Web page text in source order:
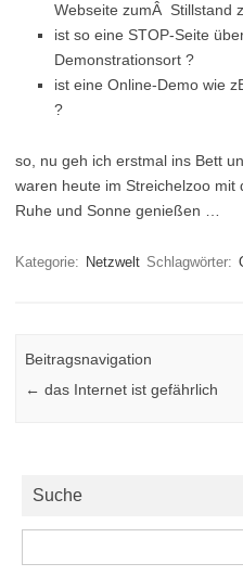
Webseite zumÂ Stillstand
ist so eine STOP-Seite
Demonstrationsort ?
ist eine Online-Demo wie
?
so, nu geh ich erstmal ins Bett
waren heute im Streichelzoo mit
Ruhe und Sonne genießen …
Kategorie: Netzwelt Schlagwörter:
Beitragsnavigation
← das Internet ist gefährlich
Suche
nach: